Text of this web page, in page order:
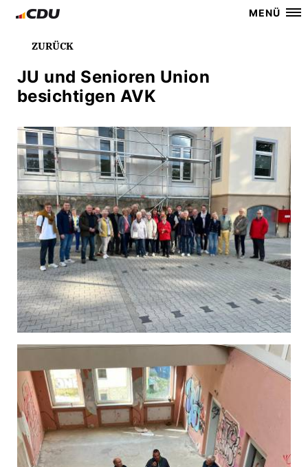
MENÜ
ZURÜCK
JU und Senioren Union
besichtigen AVK